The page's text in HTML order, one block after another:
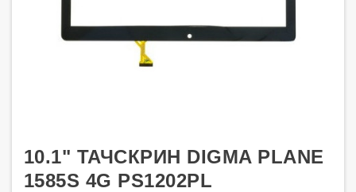
10.1" ТАЧСКРИН DIGMA PLANE
1585S 4G PS1202PL